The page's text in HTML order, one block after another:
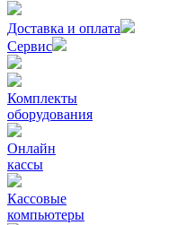
Доставка и оплата
Сервис
Комплекты
оборудования
Онлайн
кассы
Кассовые
компьютеры